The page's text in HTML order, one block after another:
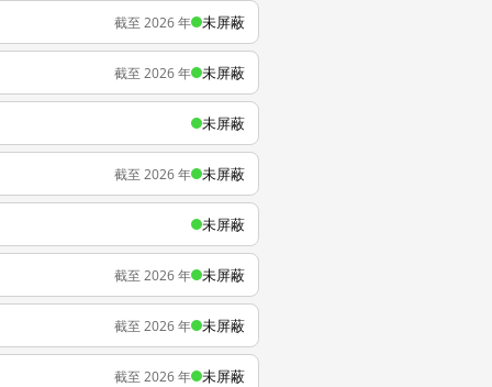
截至 2026 年 未屏蔽
截至 2026 年 未屏蔽
未屏蔽
截至 2026 年 未屏蔽
未屏蔽
截至 2026 年 未屏蔽
截至 2026 年 未屏蔽
截至 2026 年 未屏蔽